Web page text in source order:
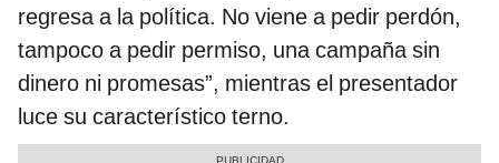
regresa a la política. No viene a pedir perdón,
tampoco a pedir permiso, una campaña sin
dinero ni promesas”, mientras el presentador
luce su característico terno.